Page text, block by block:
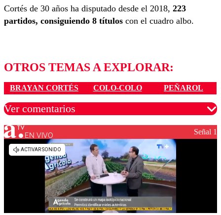
Cortés de 30 años ha disputado desde el 2018, 223
partidos, consiguiendo 8 títulos con el cuadro albo.
OTROS TEMAS A EXPLORAR:
BRAYAN CORTÉS COLO-COLO PEÑAROL
Ver comentarios
Los comentarios son moderados para garantizar un
diálogo respetuoso.
EN VIVO Señal 1